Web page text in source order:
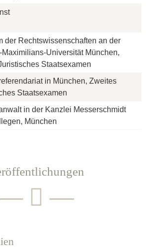
der Rechtswissenschaften an der
Maximilians-Universität München,
Staatsexamen
in München, Zweites
Staatsexamen
in der Kanzlei Messerschmidt
München